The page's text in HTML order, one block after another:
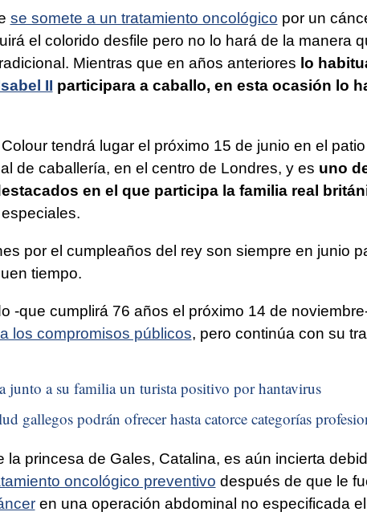
se somete a un tratamiento oncológico por un
el colorido desfile pero no lo hará de la manera
Mientras que en años anteriores lo
II participara a caballo, en esta ocasión lo
tendrá lugar el próximo 15 de junio en el
de caballería, en el centro de Londres, y es uno
en el que participa la familia real
por el cumpleaños del rey son siempre en junio
tiempo.
-que cumplirá 76 años el próximo 14 de
los compromisos públicos, pero continúa con su
junto a su familia un turista positivo por hantavirus
gallegos podrán ofrecer hasta catorce categorías
la princesa de Gales, Catalina, es aún incierta
oncológico preventivo después de que le
en una operación abdominal no especificada